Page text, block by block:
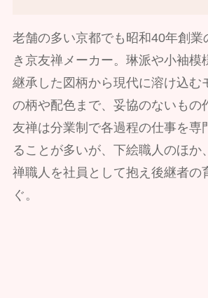
老舗の多い京都でも昭和40年創業
き京友禅メーカー。琳派や小袖模
継承した図柄から現代に溶け込む
の柄や配色まで、妥協のないもの
友禅は分業制で各過程の仕事を専
ることが多いが、下絵職人のほか
禅職人を社員として抱え後継者の
ぐ。